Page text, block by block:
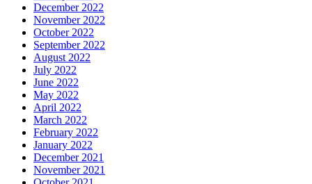
December 2022
November 2022
October 2022
September 2022
August 2022
July 2022
June 2022
May 2022
April 2022
March 2022
February 2022
January 2022
December 2021
November 2021